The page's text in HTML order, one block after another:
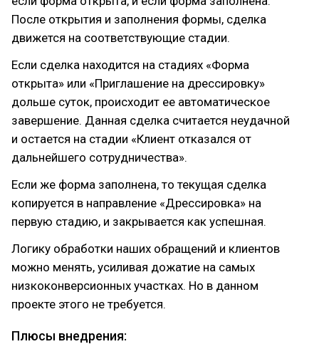
После открытия и заполнения формы, сделка
движется на соответствующие стадии.
Если сделка находится на стадиях «Форма
открыта» или «Приглашение на дрессировку»
дольше суток, происходит ее автоматическое
завершение. Данная сделка считается неудачной
и остается на стадии «Клиент отказался от
дальнейшего сотрудничества».
Если же форма заполнена, то текущая сделка
копируется в направление «Дрессировка» на
первую стадию, и закрывается как успешная.
Логику обработки наших обращений и клиентов
можно менять, усиливая дожатие на самых
низкоконверсионных участках. Но в данном
проекте этого не требуется.
Плюсы внедрения: